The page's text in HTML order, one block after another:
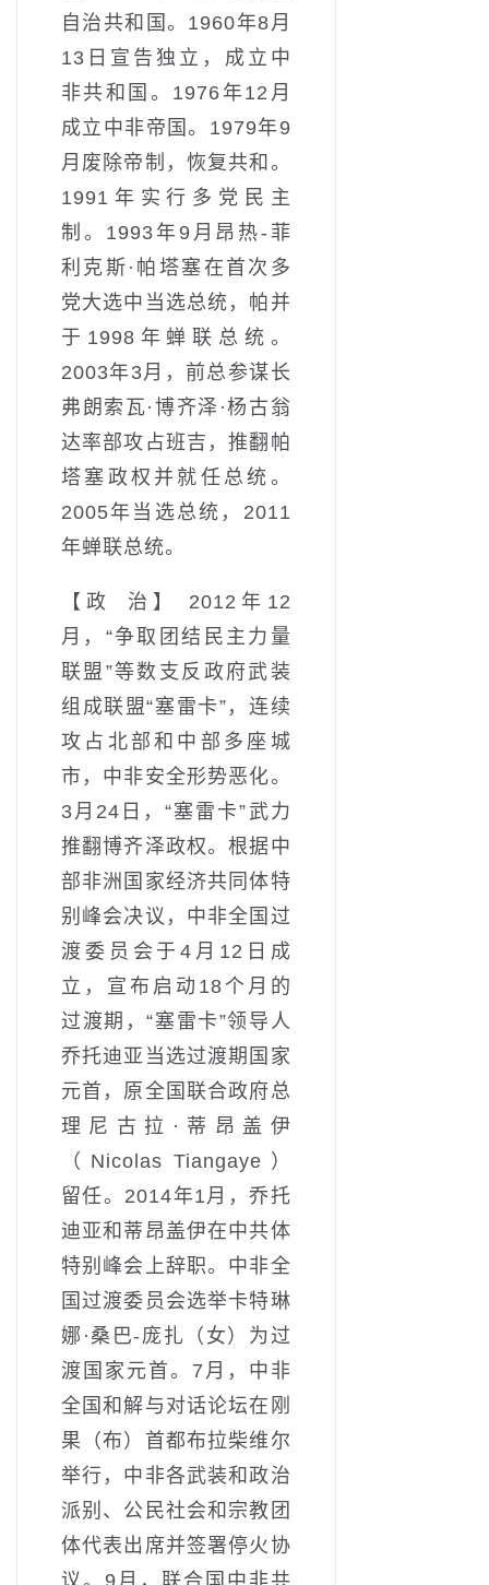
自治共和国。1960年8月
13日宣告独立，成立中
非共和国。1976年12月
成立中非帝国。1979年9
月废除帝制，恢复共和。
1991年实行多党民主
制。1993年9月昂热-菲
利克斯·帕塔塞在首次多
党大选中当选总统，帕并
于1998年蝉联总统。
2003年3月，前总参谋长
弗朗索瓦·博齐泽·杨古翁
达率部攻占班吉，推翻帕
塔塞政权并就任总统。
2005年当选总统，2011
年蝉联总统。
【政 治】 2012年12
月，“争取团结民主力量
联盟”等数支反政府武装
组成联盟“塞雷卡”，连续
攻占北部和中部多座城
市，中非安全形势恶化。
3月24日，“塞雷卡”武力
推翻博齐泽政权。根据中
部非洲国家经济共同体特
别峰会决议，中非全国过
渡委员会于4月12日成
立，宣布启动18个月的
过渡期，“塞雷卡”领导人
乔托迪亚当选过渡期国家
元首，原全国联合政府总
理尼古拉·蒂昂盖伊
（Nicolas Tiangaye）
留任。2014年1月，乔托
迪亚和蒂昂盖伊在中共体
特别峰会上辞职。中非全
国过渡委员会选举卡特琳
娜·桑巴-庞扎（女）为过
渡国家元首。7月，中非
全国和解与对话论坛在刚
果（布）首都布拉柴维尔
举行，中非各武装和政治
派别、公民社会和宗教团
体代表出席并签署停火协
议。9月，联合国中非共